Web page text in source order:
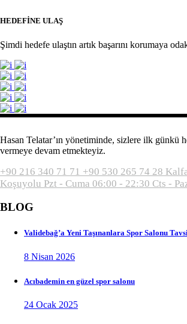
HEDEFİNE ULAŞ
Şimdi hedefe ulaştın artık başarını korumaya
Hasan Telatar’ın yönetiminde, sizlere ilk günkü
vermeye devam etmekteyiz.
+90 216 340 71 71 +90 530 265 74 28
Koşuyolu Pzt - Cuma 06:00 - 22:30 Cts -
BLOG
Validebağ’a Yeni Taşınanlara Spor Salonu
8 Nisan 2026
Acıbademin en güzel spor salonu
24 Ocak 2025